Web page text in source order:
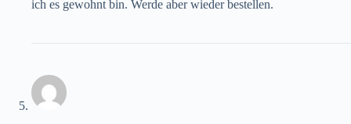
ich es gewohnt bin. Werde aber wieder bestellen.